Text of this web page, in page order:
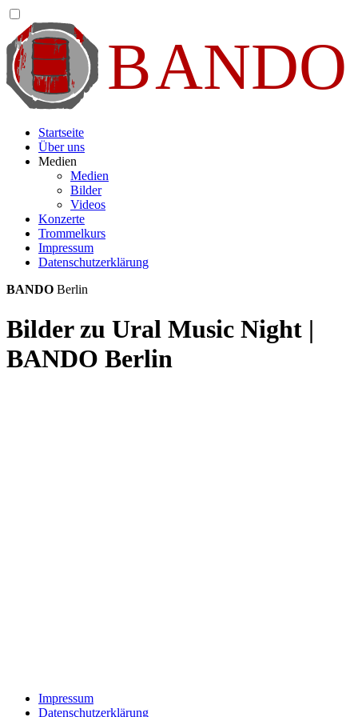
Startseite
Über uns
Medien
Medien
Bilder
Videos
Konzerte
Trommelkurs
Impressum
Datenschutzerklärung
BANDO Berlin
Bilder zu Ural Music Night |
BANDO Berlin
Impressum
Datenschutzerklärung